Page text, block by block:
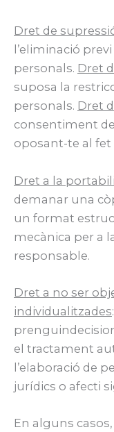
Dret de
l’eliminació
personals. Dret
suposa la
personals. Dret
consentiment
oposant-te al
Dret a la
demanar una
un format
mecànica per a
responsable.
Dret a no ser
individualitzades
el tractament
l’elaboració de
jurídics o afecti
En alguns